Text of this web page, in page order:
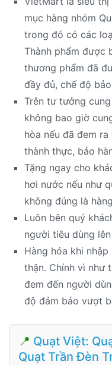
mục hàng nhóm
trong đó có các
Thành phẩm được
thương phẩm đã
đầy đủ, chế độ
Trên tư tưởng
không bao giờ
hòa nếu đã đem
thành thực, bảo
Tặng ngay cho
hơi nước nếu như
không đúng là
Luôn bên quý
người tiêu dùng
Hàng hóa khi
thận. Chính vì như
đem đến người
độ đảm bảo vượt
📍 Quạt Việt:
Quạt Trần Đèn